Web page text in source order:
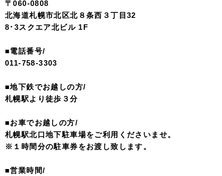
〒060-0808
北海道札幌市北区北８条西３丁目32
8･3スクエア北ビル 1F
■電話番号/
011-758-3303
■地下鉄でお越しの方/
札幌駅より徒歩３分
■お車でお越しの方/
札幌駅北口地下駐車場をご利用くださいませ。
※１時間分の駐車券をお渡し致します。
■営業時間/